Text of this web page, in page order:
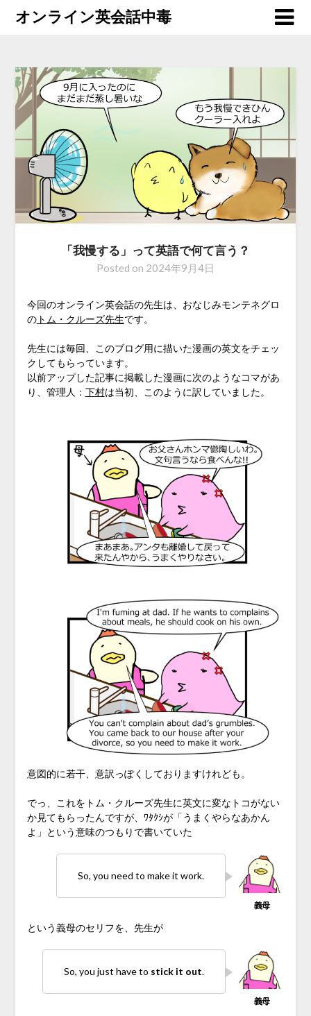
オンライン英会話中毒
「我慢する」って英語で何て言う？
Posted on 2024年9月4日
今回のオンライン英会話の先生は、おなじみモンテネグロ
のトム・クルーズ先生です。
先生には毎回、このブログ用に描いた漫画の英文をチェッ
クしてもらっています。
以前アップした記事に掲載した漫画に次のようなコマがあ
り、管理人： 下村は当初、このように訳していました。
意図的に若干、意訳っぽくしておりますけれども。
でっ、これをトム・クルーズ先生に英文に変なトコがない
か見てもらったんですが、ﾜﾀｸｼが「うまくやらなあかん
よ」という意味のつもりで書いていた
So, you need to make it work.
という義母のセリフを、先生が
So, you just have to stick it out.